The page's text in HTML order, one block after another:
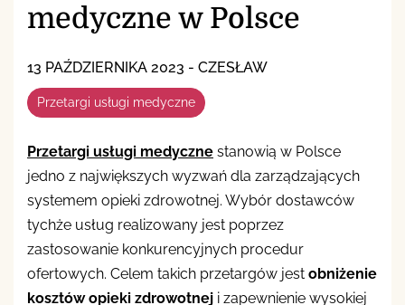
medyczne w Polsce
13 PAŹDZIERNIKA 2023 - CZESŁAW
Przetargi usługi medyczne
Przetargi usługi medyczne stanowią w Polsce
jedno z największych wyzwań dla zarządzających
systemem opieki zdrowotnej. Wybór dostawców
tychże usług realizowany jest poprzez
zastosowanie konkurencyjnych procedur
ofertowych. Celem takich przetargów jest obniżenie
kosztów opieki zdrowotnej i zapewnienie wysokiej